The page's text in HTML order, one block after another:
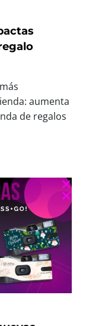
aumenta
de regalos